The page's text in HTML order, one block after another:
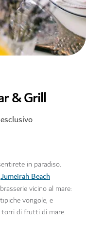
& Grill
in paradiso.
Jumeirah Beach
vicino al mare:
vongole, e
torri di frutti di mare.